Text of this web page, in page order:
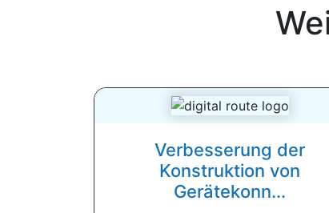
Verbesserung der
Konstruktion von
Gerätekonn...